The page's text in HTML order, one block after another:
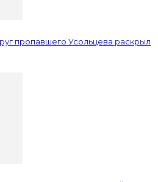
пропавшего Усольцева раскрыл